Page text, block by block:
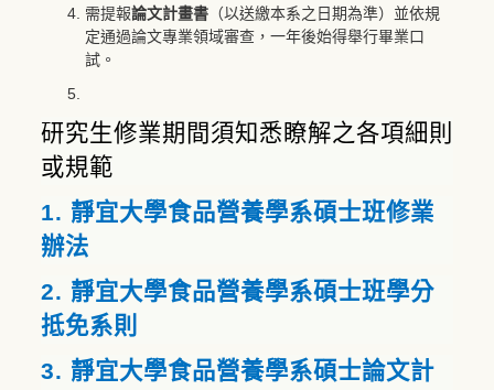
需提報論文計畫書 （以送繳本系之日期為準）並依規
定通過論文專業領域審查 ，一年後始得舉行畢業口
試。
研究生修業期間須知悉瞭解之各項細則
或規範
1. 靜宜大學食品營養學系碩士班修業
辦法
2. 靜宜大學食品營養學系碩士班學分
抵免系則
3. 靜宜大學食品營養學系碩士論文計